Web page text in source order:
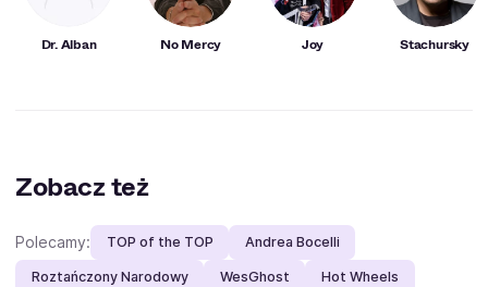
Dr. Alban No Mercy Joy Stachursky
Zobacz też
Polecamy: TOP of the TOP Andrea Bocelli
Roztańczony Narodowy WesGhost Hot Wheels